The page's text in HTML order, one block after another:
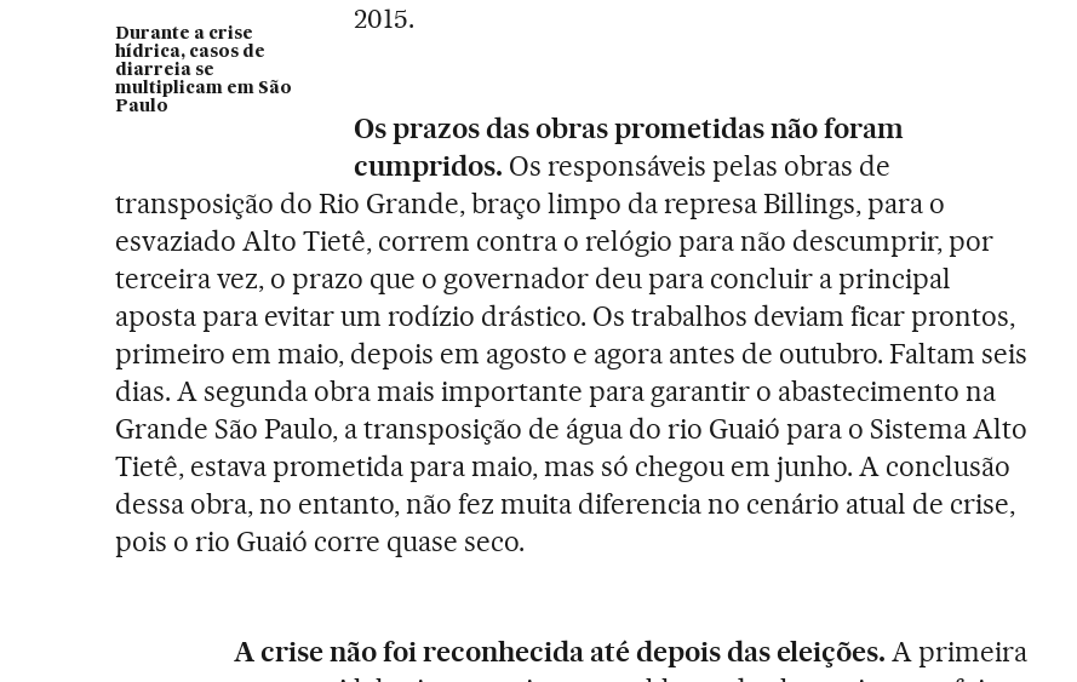
Durante a crise
hídrica, casos de
diarreia se
multiplicam em São
Paulo
2015.
Os prazos das obras prometidas não foram
cumpridos. Os responsáveis pelas obras de
transposição do Rio Grande, braço limpo da represa Billings, para o
esvaziado Alto Tietê, correm contra o relógio para não descumprir, por
terceira vez, o prazo que o governador deu para concluir a principal
aposta para evitar um rodízio drástico. Os trabalhos deviam ficar prontos,
primeiro em maio, depois em agosto e agora antes de outubro. Faltam seis
dias. A segunda obra mais importante para garantir o abastecimento na
Grande São Paulo, a transposição de água do rio Guaió para o Sistema Alto
Tietê, estava prometida para maio, mas só chegou em junho. A conclusão
dessa obra, no entanto, não fez muita diferencia no cenário atual de crise,
pois o rio Guaió corre quase seco.
A crise não foi reconhecida até depois das eleições. A primeira